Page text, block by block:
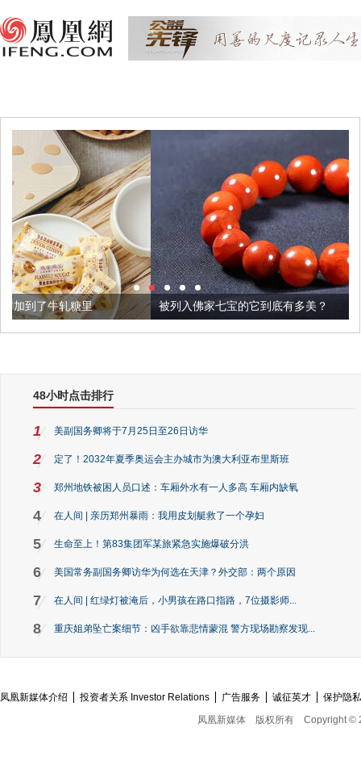
被列入佛家七宝的它到底有多美？
48小时点击排行
1 美副国务卿将于7月25日至26日访华
2 定了！2032年夏季奥运会主办城市为澳大利亚布里斯班
3 郑州地铁被困人员口述：车厢外水有一人多高 车厢内缺氧
4 在人间 | 亲历郑州暴雨：我用皮划艇救了一个孕妇
5 生命至上！第83集团军某旅紧急实施爆破分洪
6 美国常务副国务卿访华为何选在天津？外交部：两个原因
7 在人间 | 红绿灯被淹后，小男孩在路口指路，7位摄影师...
8 重庆姐弟坠亡案细节：凶手欲靠悲情蒙混 警方现场勘察发现...
凤凰新媒体介绍 投资者关系 Investor Relations 广告服务 诚征英才
保护隐
凤凰新媒体
版权所有 Copyright ©